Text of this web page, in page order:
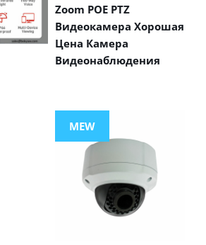
Zoom POE PTZ
Видеокамера Хорошая
Цена Камера
Видеонаблюдения
MEW